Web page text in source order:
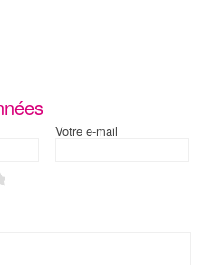
Votre e-mail